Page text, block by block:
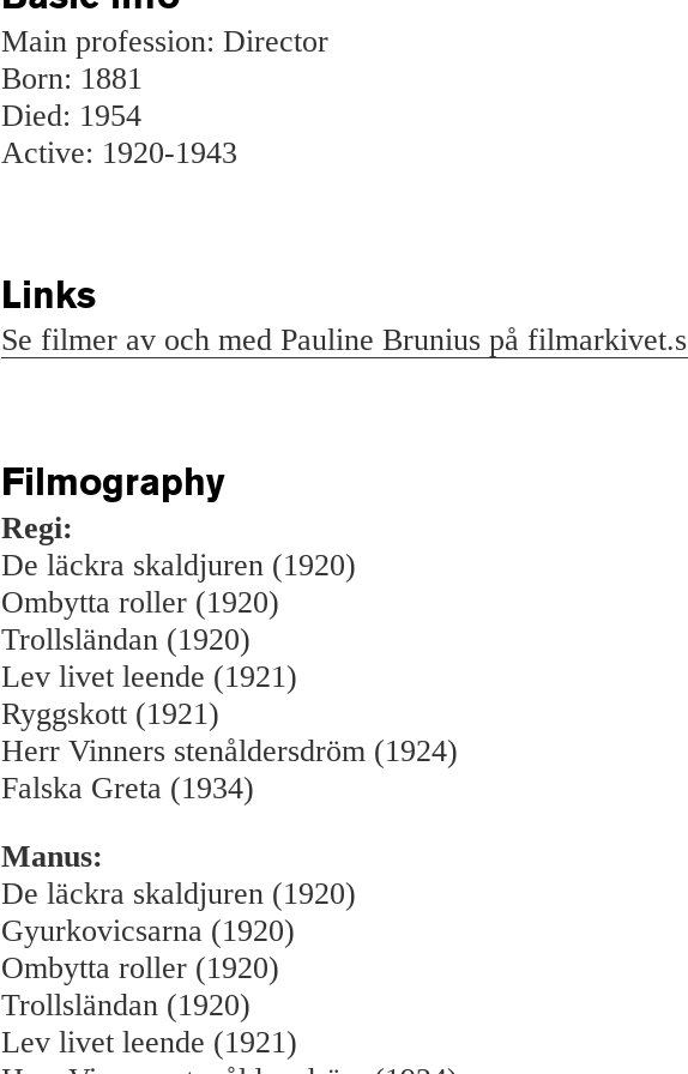
Main profession: Director
Born: 1881
Died: 1954
Active: 1920-1943
Links
Se filmer av och med Pauline Brunius på
Filmography
Regi:
De läckra skaldjuren (1920)
Ombytta roller (1920)
Trollsländan (1920)
Lev livet leende (1921)
Ryggskott (1921)
Herr Vinners stenåldersdröm (1924)
Falska Greta (1934)
Manus:
De läckra skaldjuren (1920)
Gyurkovicsarna (1920)
Ombytta roller (1920)
Trollsländan (1920)
Lev livet leende (1921)